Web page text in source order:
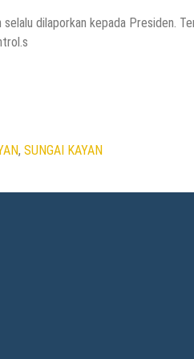
selalu dilaporkan kepada Presiden.
, SUNGAI KAYAN